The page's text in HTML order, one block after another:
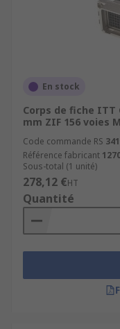
En stock
Corps de fiche ITT
mm ZIF 156 voies
Code commande RS
Référence fabricant
Sous-total (1 unité)
278,12 €HT
Quantité